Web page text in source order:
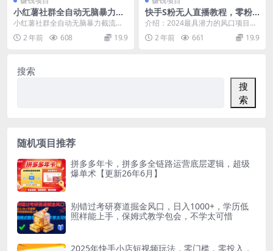
小红薯社群全自动无脑暴力截
流，日引500+精准创业粉，单
日稳入四位数附
小红薯社群全自动无脑暴力截流，
日引500+精准创业粉，内含免费工
具 1.项目介绍...
2 年前 608 19.9
快手S粉无人直播教程，零粉
三天暴力起号，日破四位数，
小白可入
介绍：2024最具潜力的风口项目！
快手男粉无人直播，零粉三天暴利
起号，日破四位数...
2 年前 661 19.9
搜索
搜
索
随机项目推荐
拼多多年卡，拼多多全链路运营底层逻辑，超级
爆单术【更新26年6月】
别错过考研赛道掘金风口，日入1000+，学历低
照样能上手，保姆式教学包会，不学太可惜
2025年快手小店短视频玩法，零门槛，零投入，